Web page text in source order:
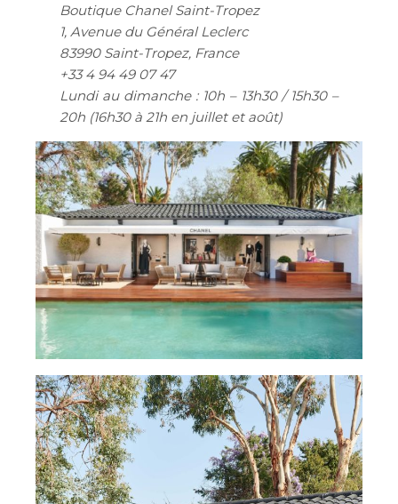
Boutique Chanel Saint-Tropez
1, Avenue du Général Leclerc
83990 Saint-Tropez, France
+33 4 94 49 07 47
Lundi au dimanche : 10h – 13h30 / 15h30 –
20h (16h30 à 21h en juillet et août)